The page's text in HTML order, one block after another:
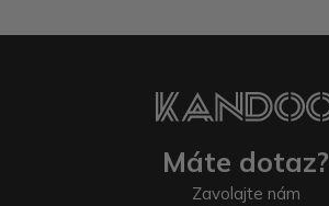
Máte dotaz?
Zavolajte nám